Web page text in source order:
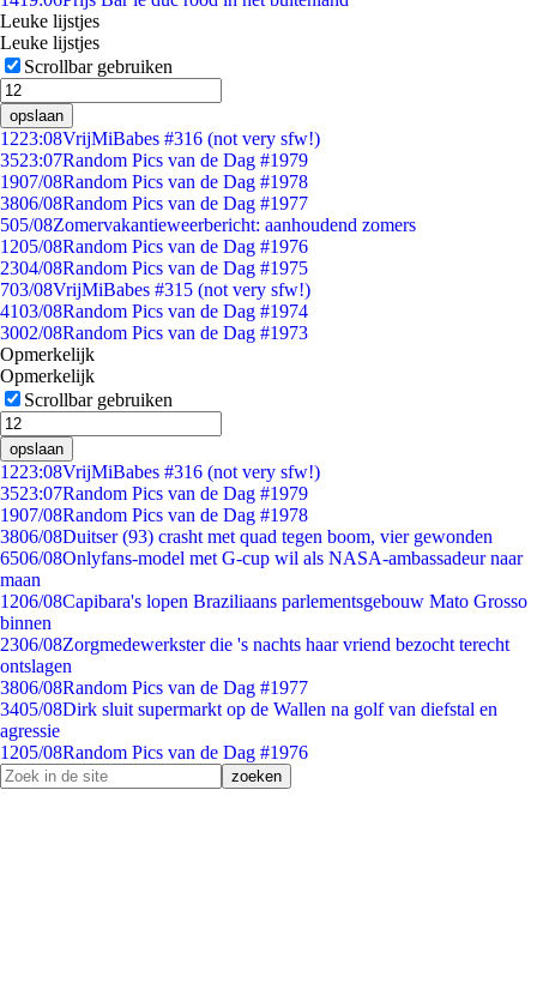
Leuke lijstjes
Leuke lijstjes
Scrollbar gebruiken
opslaan
1223:08VrijMiBabes #316 (not very sfw!)
3523:07Random Pics van de Dag #1979
1907/08Random Pics van de Dag #1978
3806/08Random Pics van de Dag #1977
505/08Zomervakantieweerbericht: aanhoudend zomers
1205/08Random Pics van de Dag #1976
2304/08Random Pics van de Dag #1975
703/08VrijMiBabes #315 (not very sfw!)
4103/08Random Pics van de Dag #1974
3002/08Random Pics van de Dag #1973
Opmerkelijk
Opmerkelijk
Scrollbar gebruiken
opslaan
1223:08VrijMiBabes #316 (not very sfw!)
3523:07Random Pics van de Dag #1979
1907/08Random Pics van de Dag #1978
3806/08Duitser (93) crasht met quad tegen boom, vier gewonden
6506/08Onlyfans-model met G-cup wil als NASA-ambassadeur naar
maan
1206/08Capibara's lopen Braziliaans parlementsgebouw Mato Grosso
binnen
2306/08Zorgmedewerkster die 's nachts haar vriend bezocht terecht
ontslagen
3806/08Random Pics van de Dag #1977
3405/08Dirk sluit supermarkt op de Wallen na golf van diefstal en
agressie
1205/08Random Pics van de Dag #1976